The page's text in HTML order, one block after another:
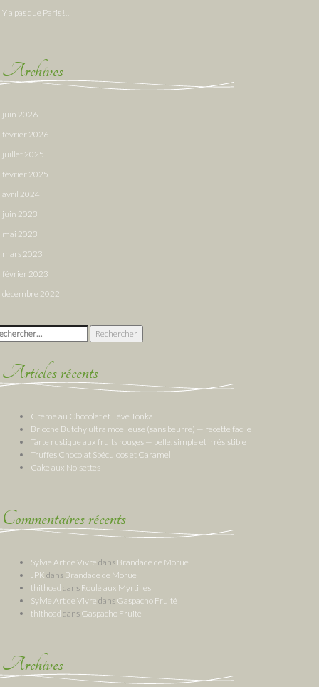
Y a pas que Paris !!!
Archives
juin 2026
février 2026
juillet 2025
février 2025
avril 2024
juin 2023
mai 2023
mars 2023
février 2023
décembre 2022
:
Articles récents
Crème au Chocolat et Fève Tonka
Brioche Butchy ultra moelleuse (sans beurre) — recette facile
Tarte rustique aux fruits rouges — belle, simple et irrésistible
Truffes Chocolat Spéculoos et Caramel
Cake aux Noisettes
Commentaires récents
Sylvie Art de Vivre dans Brandade de Morue
JPK dans Brandade de Morue
thithoad dans Roulé aux Myrtilles
Sylvie Art de Vivre dans Gaspacho Fruité
thithoad dans Gaspacho Fruité
Archives